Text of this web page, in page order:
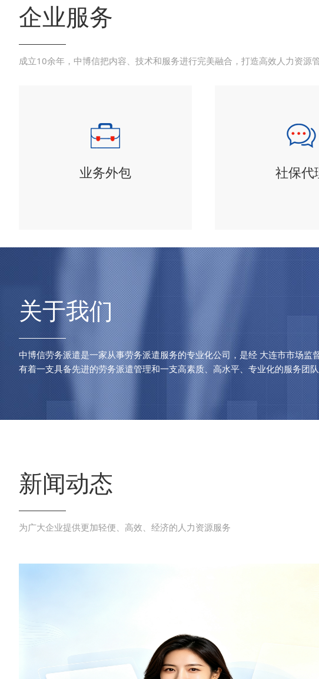
企业服务
成立10余年，中博信把内容、技术和服务进行完美融合，打造高效人力资源
业务外包 社保代
关于我们
中博信劳务派遣是一家从事劳务派遣服务的专业化公司，是经 大连市市场监
有着一支具备先进的劳务派遣管理和一支高素质、高水平、专业化的服务团
新闻动态
为广大企业提供更加轻便、高效、经济的人力资源服务